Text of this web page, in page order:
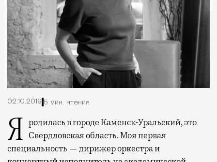
02.10.2019 5 мин. чтения
Я родилась в городе Каменск-Уральский, это Свердловская область. Моя первая
специальность — дирижер оркестра и